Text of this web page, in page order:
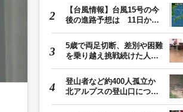
【台風情報】台風15号の今
後の進路予想は 11日から
5歳で両足切断、差別や困難
を乗り越え挑戦続けた人
登山者など約400人孤立か
北アルプスの登山口につな